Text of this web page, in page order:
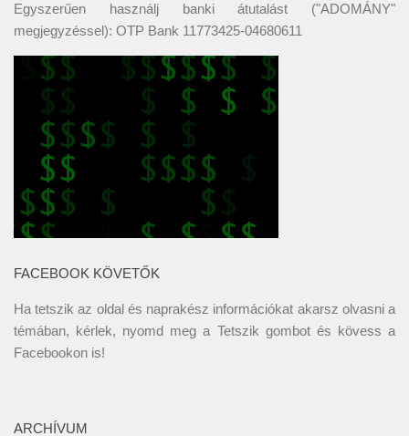
Egyszerűen használj banki átutalást ("ADOMÁNY"
megjegyzéssel): OTP Bank 11773425-04680611
FACEBOOK KÖVETŐK
Ha tetszik az oldal és naprakész információkat akarsz olvasni a
témában, kérlek, nyomd meg a Tetszik gombot és kövess a
Facebookon is!
ARCHÍVUM